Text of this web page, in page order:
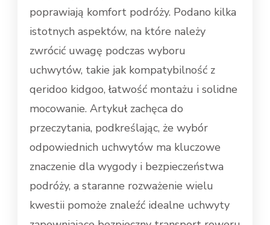
poprawiają komfort podróży. Podano kilka
istotnych aspektów, na które należy
zwrócić uwagę podczas wyboru
uchwytów, takie jak kompatybilność z
qeridoo kidgoo, łatwość montażu i solidne
mocowanie. Artykuł zachęca do
przeczytania, podkreślając, że wybór
odpowiednich uchwytów ma kluczowe
znaczenie dla wygody i bezpieczeństwa
podróży, a staranne rozważenie wielu
kwestii pomoże znaleźć idealne uchwyty